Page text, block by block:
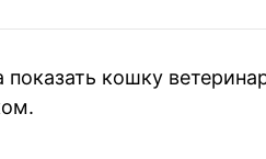
кошку